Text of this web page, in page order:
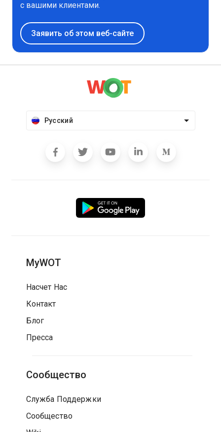
с вашими клиентами.
Заявить об этом веб-сайте
Русский
MyWOT
Насчет Нас
Контакт
Блог
Пресса
Сообщество
Служба Поддержки
Сообщество